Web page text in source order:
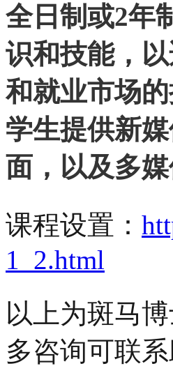
全日制或2年
识和技能，
和就业市场
学生提供新
面，以及多
课程设置：
1_2.html
以上为斑马
多咨询可联